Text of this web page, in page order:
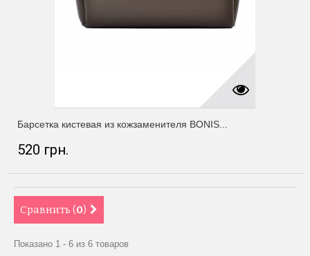
Барсетка кистевая из кожзаменителя BONIS...
520 грн.
Сравнить (0)
Показано 1 - 6 из 6 товаров